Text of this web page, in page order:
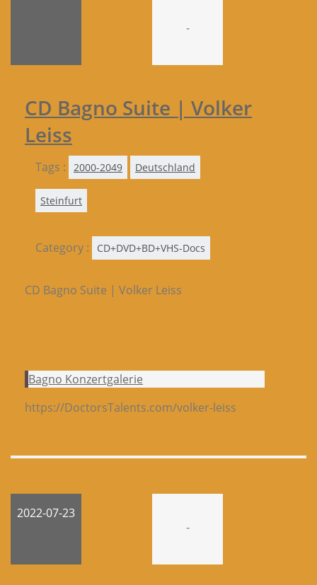
-
CD Bagno Suite | Volker
Leiss
Tags : 2000-2049 Deutschland
Steinfurt
Category : CD+DVD+BD+VHS-Docs
CD Bagno Suite | Volker Leiss
Bagno Konzertgalerie
https://DoctorsTalents.com/volker-leiss
2022-07-23
-